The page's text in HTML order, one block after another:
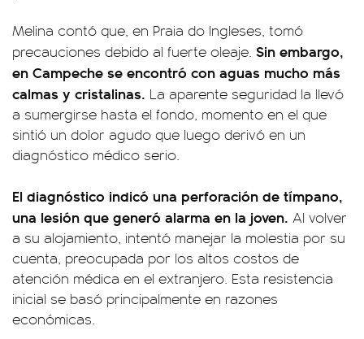
Melina contó que, en Praia do Ingleses, tomó
precauciones debido al fuerte oleaje. Sin embargo,
en Campeche se encontró con aguas mucho más
calmas y cristalinas. La aparente seguridad la llevó
a sumergirse hasta el fondo, momento en el que
sintió un dolor agudo que luego derivó en un
diagnóstico médico serio.
El diagnóstico indicó una perforación de tímpano,
una lesión que generó alarma en la joven. Al volver
a su alojamiento, intentó manejar la molestia por su
cuenta, preocupada por los altos costos de
atención médica en el extranjero. Esta resistencia
inicial se basó principalmente en razones
económicas.